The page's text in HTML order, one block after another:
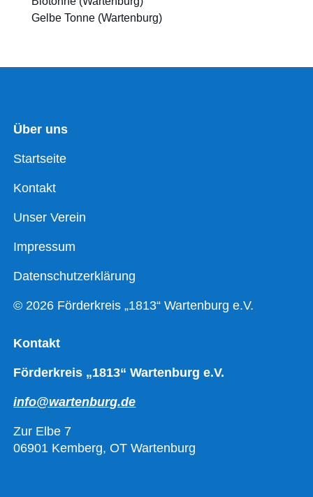
Gelbe Tonne (Wartenburg)
Über uns
Startseite
Kontakt
Unser Verein
Impressum
Datenschutzerklärung
© 2026 Förderkreis „1813“ Wartenburg e.V.
Kontakt
Förderkreis „1813“ Wartenburg e.V.
info@wartenburg.de
Zur Elbe 7
06901 Kemberg, OT Wartenburg